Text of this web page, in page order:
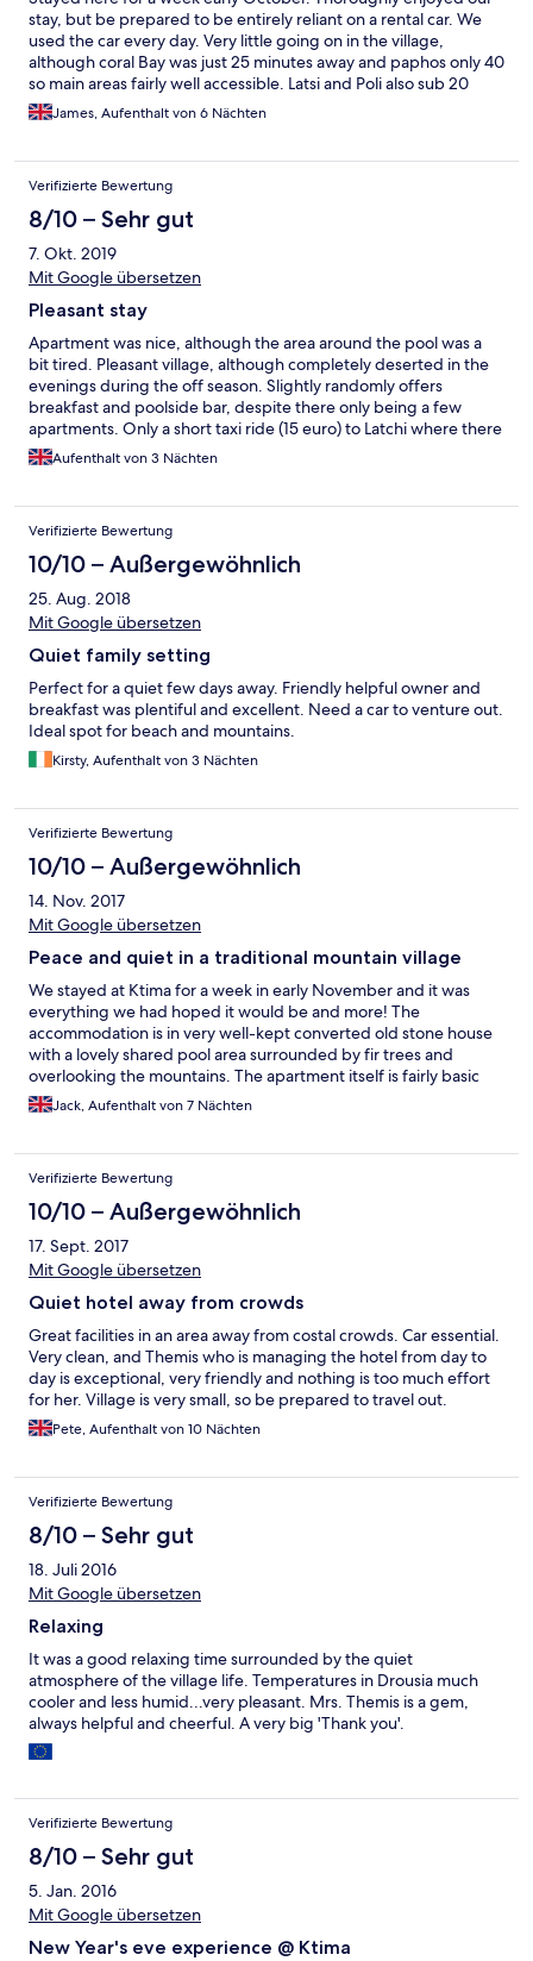
stay, but be prepared to be entirely reliant on a rental car. We
used the car every day. Very little going on in the village,
although coral Bay was just 25 minutes away and paphos only 40
so main areas fairly well accessible. Latsi and Poli also sub 20
minutes and very nice villages. Whilst then 5 villas were full, we
had to pool area to ourselves almost every day. Sun loungers
freezing!
James, Aufenthalt von 6 Nächten
Verifizierte Bewertung
8/10 – Sehr gut
7. Okt. 2019
Mit Google übersetzen
Pleasant stay
Apartment was nice, although the area around the pool was a
bit tired. Pleasant village, although completely deserted in the
evenings during the off season. Slightly randomly offers
breakfast and poolside bar, despite there only being a few
apartments. Only a short taxi ride (15 euro) to Latchi where there
is a much better selection of restaurants.
Aufenthalt von 3 Nächten
Verifizierte Bewertung
10/10 – Außergewöhnlich
25. Aug. 2018
Mit Google übersetzen
Quiet family setting
Perfect for a quiet few days away. Friendly helpful owner and
breakfast was plentiful and excellent. Need a car to venture out.
Ideal spot for beach and mountains.
Kirsty, Aufenthalt von 3 Nächten
Verifizierte Bewertung
10/10 – Außergewöhnlich
14. Nov. 2017
Mit Google übersetzen
Peace and quiet in a traditional mountain village
We stayed at Ktima for a week in early November and it was
everything we had hoped it would be and more! The
accommodation is in very well-kept converted old stone house
with a lovely shared pool area surrounded by fir trees and
overlooking the mountains. The apartment itself is fairly basic
but modern and clean and has everything you might need for a
weeks stay - a really comfortable bed, a great shower and a
microwave which might have been useful). Droushia is a lovely
and quiet village with friendly locals and very pretty traditional
houses and taverns. We visited out of season so barely saw any
other tourists however I can imagine in the summer months it
could get quite busy as there is a popular hotel nearby. Finally
we would just like to thank Themis - the incredibly kind lady who
we needed anything and went out of her way to make sure we
enjoyed our stay. Overall we thoroughly enjoyed our stay at
Ktima and would definitely recommend it to anyone looking for
a relaxing, cosy and peaceful place to stay in Cyprus.
Jack, Aufenthalt von 7 Nächten
Verifizierte Bewertung
10/10 – Außergewöhnlich
17. Sept. 2017
Mit Google übersetzen
Quiet hotel away from crowds
Great facilities in an area away from costal crowds. Car essential.
Very clean, and Themis who is managing the hotel from day to
day is exceptional, very friendly and nothing is too much effort
for her. Village is very small, so be prepared to travel out.
Pete, Aufenthalt von 10 Nächten
Verifizierte Bewertung
8/10 – Sehr gut
18. Juli 2016
Mit Google übersetzen
Relaxing
It was a good relaxing time surrounded by the quiet
atmosphere of the village life. Temperatures in Drousia much
cooler and less humid...very pleasant. Mrs. Themis is a gem,
always helpful and cheerful. A very big 'Thank you'.
Verifizierte Bewertung
8/10 – Sehr gut
5. Jan. 2016
Mit Google übersetzen
New Year's eve experience @ Ktima